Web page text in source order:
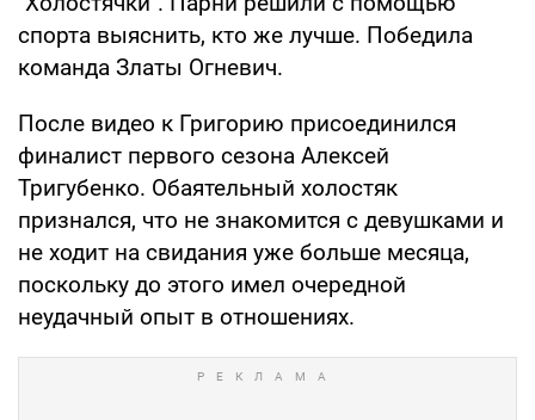
спорта выяснить, кто же лучше. Победила
команда Златы Огневич.
После видео к Григорию присоединился
финалист первого сезона Алексей
Тригубенко. Обаятельный холостяк
признался, что не знакомится с девушками и
не ходит на свидания уже больше месяца,
поскольку до этого имел очередной
неудачный опыт в отношениях.